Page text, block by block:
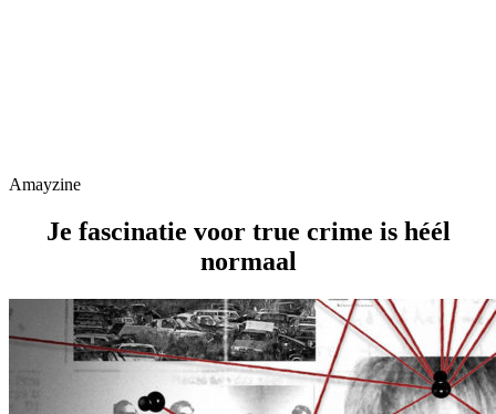
Amayzine
Je fascinatie voor true crime is héél
normaal